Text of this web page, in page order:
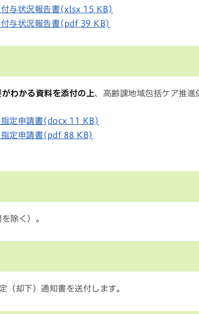
付与状況報告書(xlsx 15 KB)
付与状況報告書(pdf 39 KB)
がわかる資料を添付の上、高齢課地域包括ケア推進
指定申請書(docx 11 KB)
指定申請書(pdf 88 KB)
除く）。
（却下）通知書を送付します。